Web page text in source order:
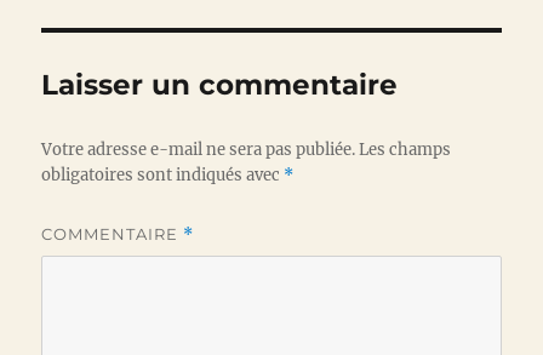
Laisser un commentaire
Votre adresse e-mail ne sera pas publiée. Les champs
obligatoires sont indiqués avec *
COMMENTAIRE *